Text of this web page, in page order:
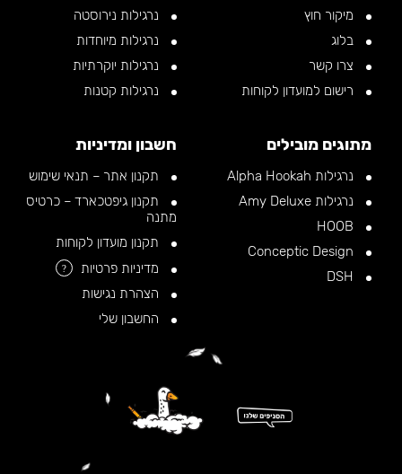
מיקור חוץ
בלוג
צרו קשר
רישום למועדון לקוחות
נרגילות נירוסטה
נרגילות מיוחדות
נרגילות יוקרתיות
נרגילות קטנות
מתוגים מובילים
נרגילות Alpha Hookah
נרגילות Amy Deluxe
חשבון ומדיניות
תקנון אתר – תנאי שימוש
תקנון גיפטכארד – כרטיס
מתנה
תקנון מועדון לקוחות
מדיניות פרטיות
?
הצהרת נגישות
החשבון שלי